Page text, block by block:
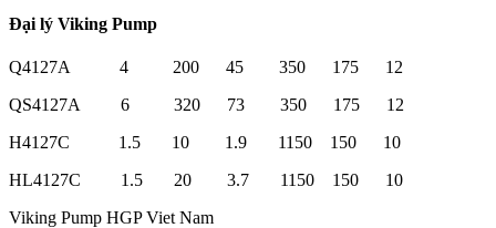
Đại lý Viking Pump
Q4127A 4 200 45 350 175 12
QS4127A 6 320 73 350 175 12
H4127C 1.5 10 1.9 1150 150 10
HL4127C 1.5 20 3.7 1150 150 10
Viking Pump HGP Viet Nam